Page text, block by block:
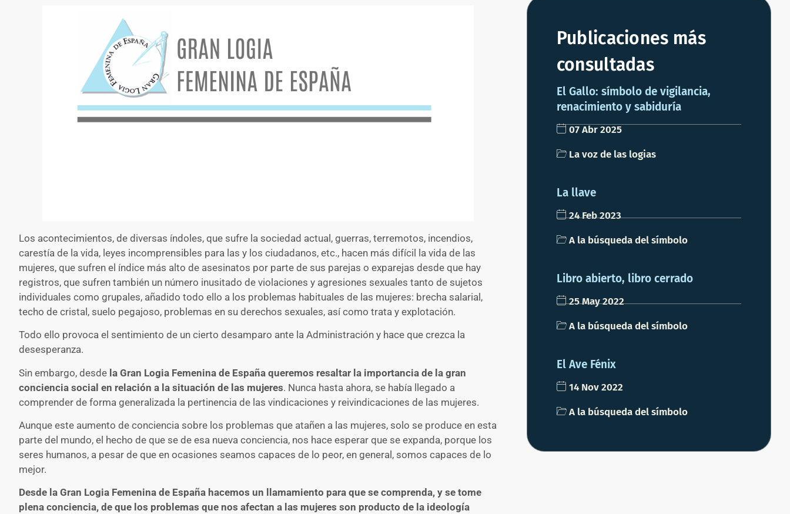
Los acontecimientos, de diversas índoles, que sufre la sociedad actual, guerras, terremotos, incendios,
carestía de la vida, leyes incomprensibles para las y los ciudadanos, etc., hacen más difícil la vida de las
mujeres, que sufren el índice más alto de asesinatos por parte de sus parejas o exparejas desde que hay
registros, que sufren también un número inusitado de violaciones y agresiones sexuales tanto de sujetos
individuales como grupales, añadido todo ello a los problemas habituales de las mujeres: brecha salarial,
techo de cristal, suelo pegajoso, problemas en su derechos sexuales, así como trata y explotación.
Todo ello provoca el sentimiento de un cierto desamparo ante la Administración y hace que crezca la
desesperanza.
Sin embargo, desde la Gran Logia Femenina de España queremos resaltar la importancia de la gran
conciencia social en relación a la situación de las mujeres. Nunca hasta ahora, se había llegado a
comprender de forma generalizada la pertinencia de las vindicaciones y reivindicaciones de las mujeres.
Aunque este aumento de conciencia sobre los problemas que atañen a las mujeres, solo se produce en esta
parte del mundo, el hecho de que se de esa nueva conciencia, nos hace esperar que se expanda, porque los
seres humanos, a pesar de que en ocasiones seamos capaces de lo peor, en general, somos capaces de lo
mejor.
Desde la Gran Logia Femenina de España hacemos un llamamiento para que se comprenda, y se tome
plena conciencia, de que los problemas que nos afectan a las mujeres son producto de la ideología
Publicaciones más
consultadas
El Gallo: símbolo de vigilancia,
renacimiento y sabiduría
07 Abr 2025
La voz de las logias
La llave
24 Feb 2023
A la búsqueda del símbolo
Libro abierto, libro cerrado
25 May 2022
A la búsqueda del símbolo
El Ave Fénix
14 Nov 2022
A la búsqueda del símbolo